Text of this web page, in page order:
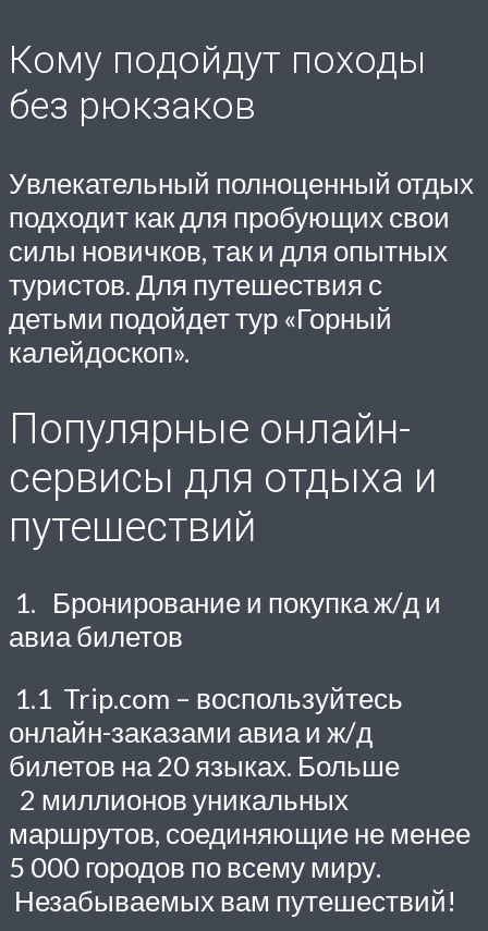
Кому подойдут походы
без рюкзаков
Увлекательный полноценный отдых
подходит как для пробующих свои
силы новичков, так и для опытных
туристов. Для путешествия с
детьми подойдет тур «Горный
калейдоскоп».
Популярные онлайн-
сервисы для отдыха и
путешествий
1. Бронирование и покупка ж/д и
авиа билетов
1.1 Trip.com – воспользуйтесь
онлайн-заказами авиа и ж/д
билетов на 20 языках. Больше
2 миллионов уникальных
маршрутов, соединяющие не менее
5 000 городов по всему миру.
Незабываемых вам путешествий!